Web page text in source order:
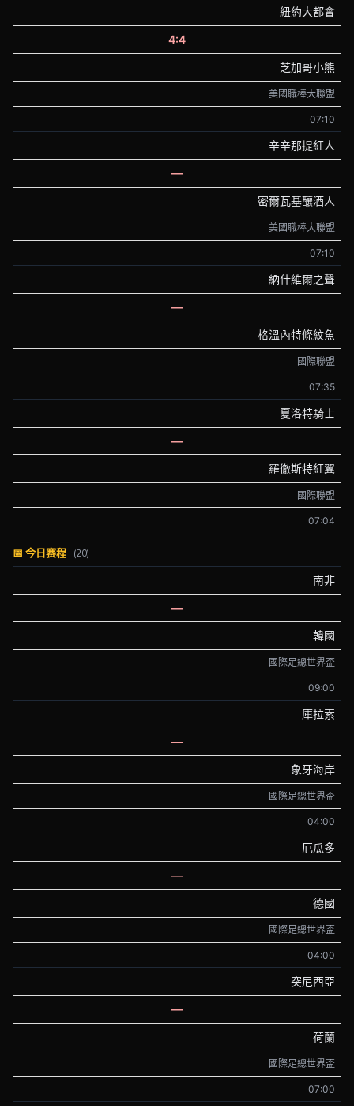
紐約大都會
4:4
芝加哥小熊
美國職棒大聯盟
07:10
辛辛那提紅人
—
密爾瓦基釀酒人
美國職棒大聯盟
07:10
納什維爾之聲
—
格溫內特條紋魚
國際聯盟
07:35
夏洛特騎士
—
羅徹斯特紅翼
國際聯盟
07:04
📅 今日赛程 (20)
南非
—
韓國
國際足總世界盃
09:00
庫拉索
—
象牙海岸
國際足總世界盃
04:00
厄瓜多
—
德國
國際足總世界盃
04:00
突尼西亞
—
荷蘭
國際足總世界盃
07:00